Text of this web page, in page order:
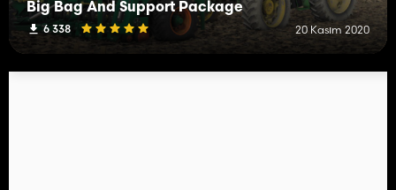
Big Bag And Support Package
6 338 20 Kasım 2020